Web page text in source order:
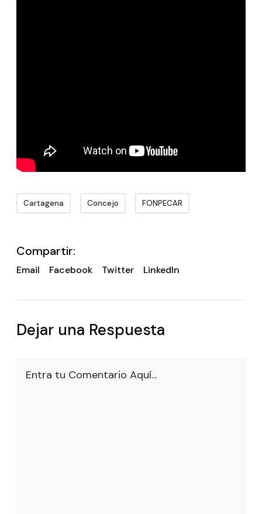
Cartagena Concejo FONPECAR
Compartir:
Email Facebook Twitter LinkedIn
Dejar una Respuesta
Entra tu Comentario Aquí...